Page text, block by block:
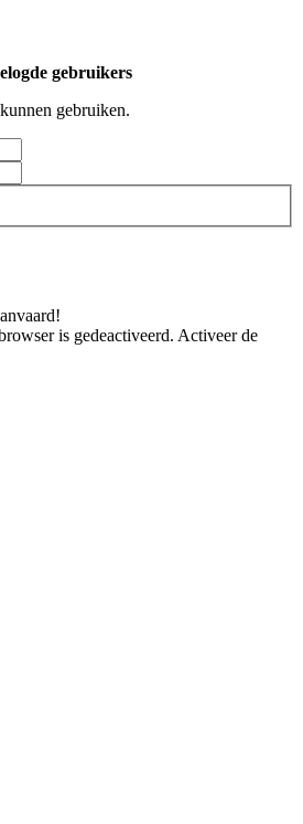
gebruikers
gebruiken.
is gedeactiveerd. Activeer de